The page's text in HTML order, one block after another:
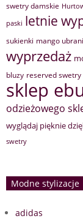
swetry damskie
paski letnie
sukienki mango
wyprzedaż
bluzy reserved swetry
sklep
odzieżowego
wyglądaj pięknie
swetry
Modne stylizacje
adidas